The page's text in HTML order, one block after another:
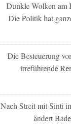
Dunkle Wolken am
Die Politik hat
Die Besteuerung
irreführende
Nach Streit mit Sinti
ändert